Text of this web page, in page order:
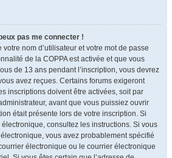
pas me connecter !
nom d’utilisateur et votre mot de passe
de la COPPA est activée et que vous
de 13 ans pendant l’inscription, vous devrez
avez reçues. Certains forums exigeront
inscriptions doivent être activées, soit par
avant que vous puissiez ouvrir
était présente lors de votre inscription. Si
consultez les instructions. Si vous
vous avez probablement spécifié
électronique ou le courrier électronique